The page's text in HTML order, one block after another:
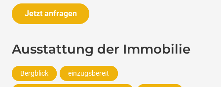
Jetzt anfragen
Ausstattung der Immobilie
Bergblick einzugsbereit